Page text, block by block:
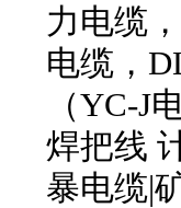
力电缆，
电缆，
（YC-J
焊把线
暴电缆